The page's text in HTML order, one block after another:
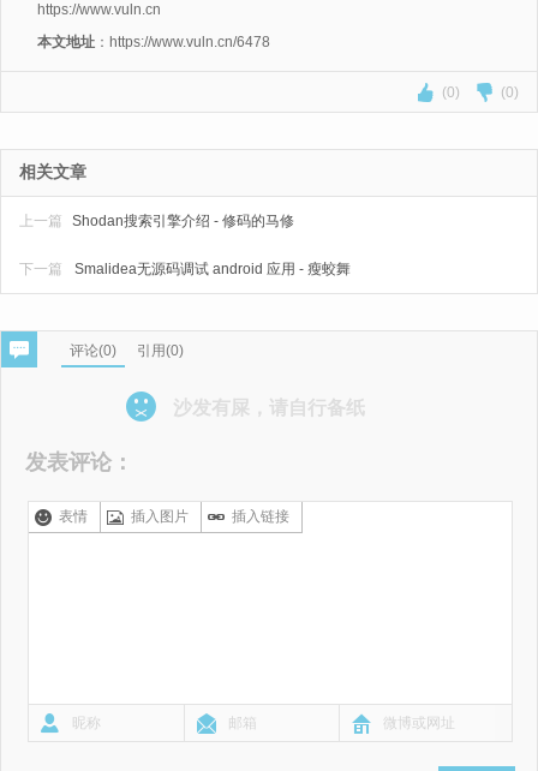
https://www.vuln.cn
本文地址 ：https://www.vuln.cn/6478
(0) (0)
相关文章
上一篇 Shodan搜索引擎介绍 - 修码的马修
Smalidea无源码调试 android 应用 - 瘦蛟舞
下一篇
评论(0) 引用(0)
沙发有屎，请自行备纸
发表评论：
表情 插入图片 插入链接